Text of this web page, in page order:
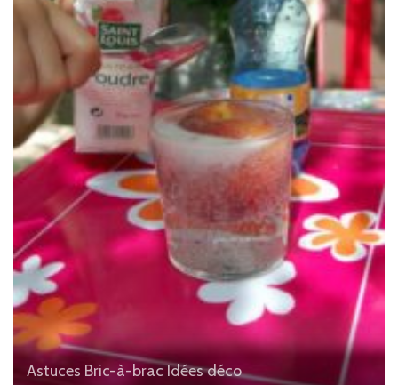
Astuces Bric-à-bracIdées déco